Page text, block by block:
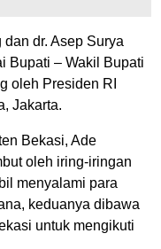
dr. Asep Surya
Bupati – Wakil Bupati
oleh Presiden RI
Jakarta.
Bekasi, Ade
oleh iring-iringan
menyalami para
keduanya dibawa
untuk mengikuti